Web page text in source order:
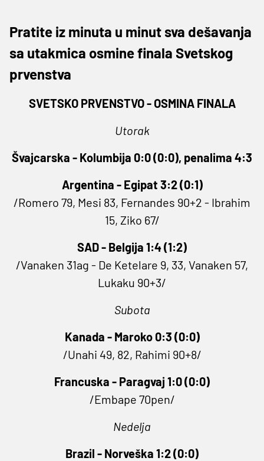
Pratite iz minuta u minut sva dešavanja
sa utakmica osmine finala Svetskog
prvenstva
SVETSKO PRVENSTVO - OSMINA FINALA
Utorak
Švajcarska - Kolumbija 0:0 (0:0), penalima 4:3
Argentina - Egipat 3:2 (0:1)
/Romero 79, Mesi 83, Fernandes 90+2 - Ibrahim
15, Ziko 67/
SAD - Belgija 1:4 (1:2)
/Vanaken 31ag - De Ketelare 9, 33, Vanaken 57,
Lukaku 90+3/
Subota
Kanada - Maroko 0:3 (0:0)
/Unahi 49, 82, Rahimi 90+8/
Francuska - Paragvaj 1:0 (0:0)
/Embape 70pen/
Nedelja
Brazil - Norveška 1:2 (0:0)